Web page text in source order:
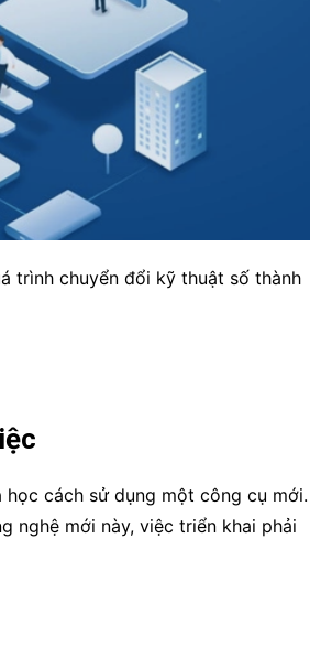
trình chuyển đổi kỹ thuật số thành
cách sử dụng một công cụ mới.
nghệ mới này, việc triển khai phải